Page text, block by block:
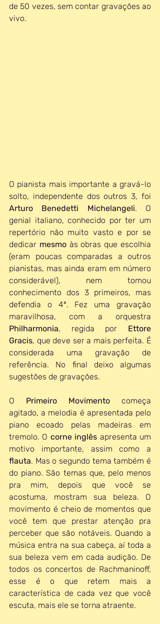
de 50 vezes, sem contar gravações ao
vivo.
O pianista mais importante a gravá-lo
Arturo Benedetti Michelangeli. O
genial italiano, conhecido por ter um
repertório não muito vasto e por se
dedicar mesmo às obras que escolhia
(eram poucas comparadas a outros
pianistas, mas ainda eram em número
considerável), nem tomou
conhecimento dos 3 primeiros, mas
defendia o 4º. Fez uma gravação
Philharmonia, regida por Ettore
Gracis, que deve ser a mais perfeita. É
considerada uma gravação de
referência. No final deixo algumas
sugestões de gravações.
O Primeiro Movimento começa
agitado, a melodia é apresentada pelo
piano ecoado pelas madeiras em
tremolo. O corne inglês apresenta um
flauta. Mas o segundo tema também é
do piano. São temas que, pelo menos
pra mim, depois que você se
acostuma, mostram sua beleza. O
movimento é cheio de momentos que
você tem que prestar atenção pra
perceber que são notáveis. Quando a
música entra na sua cabeça, aí toda a
sua beleza vem em cada audição. De
todos os concertos de Rachmaninoff,
esse é o que retem mais a
característica de cada vez que você
escuta, mais ele se torna atraente.